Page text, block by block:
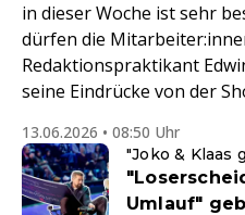
in dieser Woche ist sehr
dürfen die
Redaktionspraktikant
seine Eindrücke von der
13.06.2026 • 08:50 Uhr
"Joko & Klaas
Umlauf"